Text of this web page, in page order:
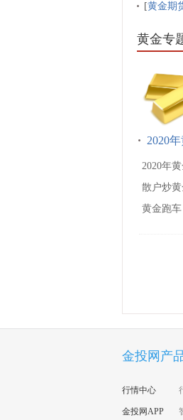
[黄金期
黄金专
2020
2020年
散户炒黄
黄金跑车
金投网产
行情中心
金投网APP